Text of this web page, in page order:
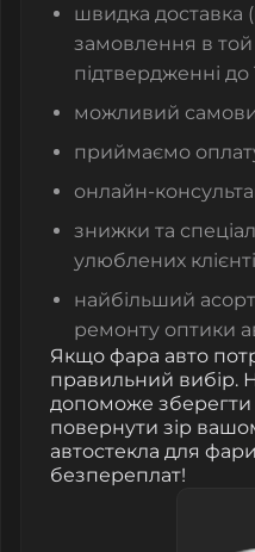
швидка доставка
замовлення в
підтвердженні до
можливий
приймаємо
онлайн-
знижки та
улюблених
найбільший
ремонту оптики
Якщо фара авто
правильний вибір.
допоможе
повернути зір
автостекла для
безпереплат!